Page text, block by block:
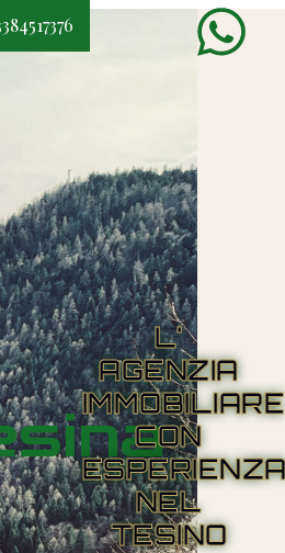
L'
AGENZIA
IMMOBILIARE
CON
NEL
TESINO